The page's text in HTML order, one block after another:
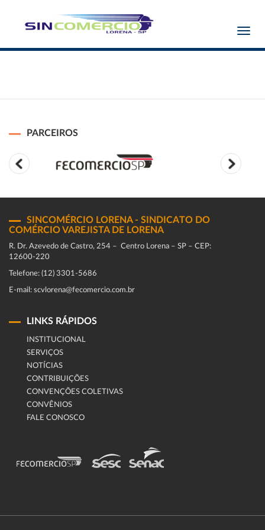
PARCEIROS
SINCOMÉRCIO LORENA - SINDICATO DO
COMÉRCIO VAREJISTA DE LORENA
R. Dr. Azevedo de Castro, 254 – Centro Lorena – SP – CEP:
12600-220
Telefone: (12) 3301-5686
E-mail: scvlorena@fecomercio.com.br
LINKS RÁPIDOS
INSTITUCIONAL
SERVIÇOS
NOTÍCIAS
CONTRIBUIÇÕES
CONVENÇÕES COLETIVAS
CONVÊNIOS
FALE CONOSCO